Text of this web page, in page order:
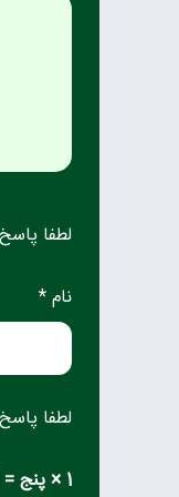
لطفا
نام *
لطفا
1 × پنج =